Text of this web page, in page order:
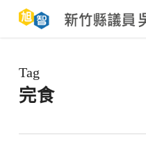
main
Tag
完食